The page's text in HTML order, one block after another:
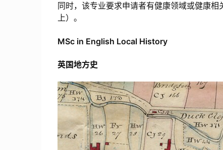
同时，该专业要求申请者有健康领域或健康
上）。
MSc in English Local History
英国地方史